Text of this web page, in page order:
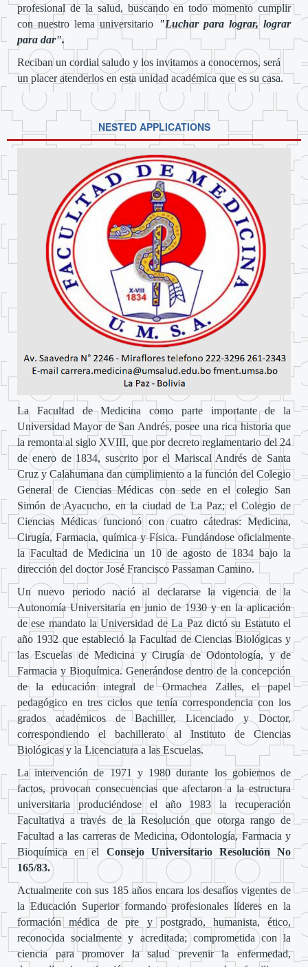
profesional de la salud, buscando en todo momento cumplir
con nuestro lema universitario "Luchar para lograr, lograr
para dar".
Reciban un cordial saludo y los invitamos a conocernos, será
un placer atenderlos en esta unidad académica que es su casa.
NESTED APPLICATIONS
La Facultad de Medicina como parte importante de la
Universidad Mayor de San Andrés, posee una rica historia que
la remonta al siglo XVIII, que por decreto reglamentario del 24
de enero de 1834, suscrito por el Mariscal Andrés de Santa
Cruz y Calahumana dan cumplimiento a la función del Colegio
General de Ciencias Médicas con sede en el colegio San
Simón de Ayacucho, en la ciudad de La Paz; el Colegio de
Ciencias Médicas funcionó con cuatro cátedras: Medicina,
Cirugía, Farmacia, química y Física. Fundándose oficialmente
la Facultad de Medicina un 10 de agosto de 1834 bajo la
dirección del doctor José Francisco Passaman Camino.
Un nuevo periodo nació al declararse la vigencia de la
Autonomía Universitaria en junio de 1930 y en la aplicación
de ese mandato la Universidad de La Paz dictó su Estatuto el
año 1932 que estableció la Facultad de Ciencias Biológicas y
las Escuelas de Medicina y Cirugía de Odontología, y de
Farmacia y Bioquímica. Generándose dentro de la concepción
de la educación integral de Ormachea Zalles, el papel
pedagógico en tres ciclos que tenía correspondencia con los
grados académicos de Bachiller, Licenciado y Doctor,
correspondiendo el bachillerato al Instituto de Ciencias
Biológicas y la Licenciatura a las Escuelas.
La intervención de 1971 y 1980 durante los gobiernos de
factos, provocan consecuencias que afectaron a la estructura
universitaria produciéndose el año 1983 la recuperación
Facultativa a través de la Resolución que otorga rango de
Facultad a las carreras de Medicina, Odontología, Farmacia y
Bioquímica en el Consejo Universitario Resolución No
165/83.
Actualmente con sus 185 años encara los desafíos vigentes de
la Educación Superior formando profesionales líderes en la
formación médica de pre y postgrado, humanista, ético,
reconocida socialmente y acreditada; comprometida con la
ciencia para promover la salud prevenir la enfermedad,